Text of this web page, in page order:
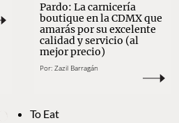
Pardo: La carnicería
boutique en la CDMX que
amarás por su excelente
calidad y servicio (al
mejor precio)
Por: Zazil Barragán
To Eat